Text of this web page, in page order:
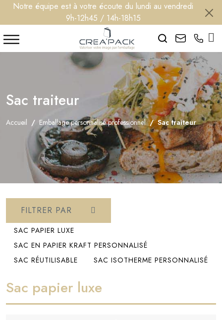
Notre équipe est à votre écoute du lundi au vendredi
9h-12h45 / 14h-18h15
Search
Sac traiteur
Accueil Emballage personnalisé professionnel Sac traiteur
SAC PAPIER LUXE
SAC EN PAPIER KRAFT PERSONNALISÉ
SAC RÉUTILISABLE
SAC ISOTHERME PERSONNALISÉ
Sac papier luxe
FILTRER PAR